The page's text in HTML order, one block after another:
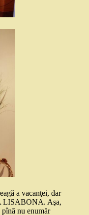
a vacanţei, dar
LISABONA. Aşa,
pînă nu enumăr